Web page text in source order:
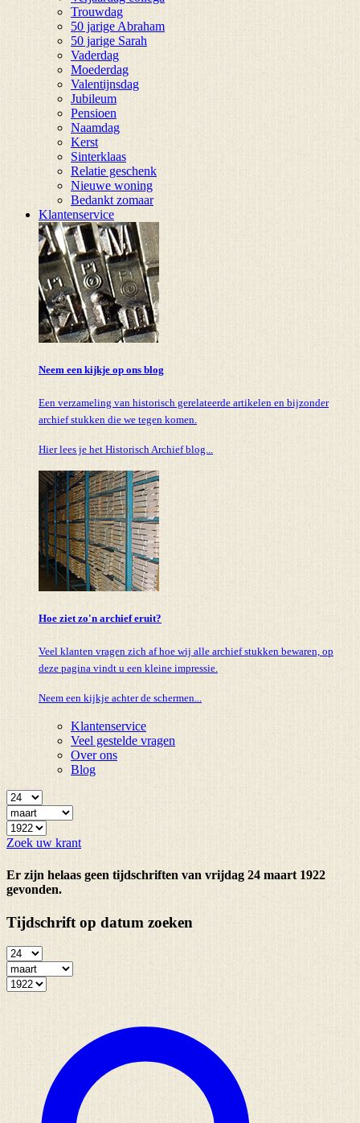
Trouwdag
50 jarige Abraham
50 jarige Sarah
Vaderdag
Moederdag
Valentijnsdag
Jubileum
Pensioen
Naamdag
Kerst
Sinterklaas
Relatie geschenk
Nieuwe woning
Bedankt zomaar
Klantenservice
Neem een kijkje op ons blog
Een verzameling van historisch gerelateerde artikelen en bijzonder
archief stukken die we tegen komen.
Hier lees je het Historisch Archief blog...
Hoe ziet zo'n archief eruit?
Veel klanten vragen zich af hoe wij alle archief stukken bewaren, op
deze pagina vindt u een kleine impressie.
Neem een kijkje achter de schermen...
Klantenservice
Veel gestelde vragen
Over ons
Blog
Zoek uw krant
Er zijn helaas geen tijdschriften van vrijdag 24 maart 1922
gevonden.
Tijdschrift op datum zoeken